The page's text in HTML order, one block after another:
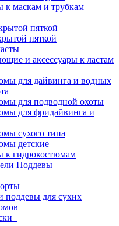
к маскам и трубкам
пяткой
пяткой
и аксессуары к ластам
для дайвинга и водных
для подводной охоты
для фридайвинга и
сухого типа
детские
к гидрокостюмам
Поддевы
поддевы для сухих